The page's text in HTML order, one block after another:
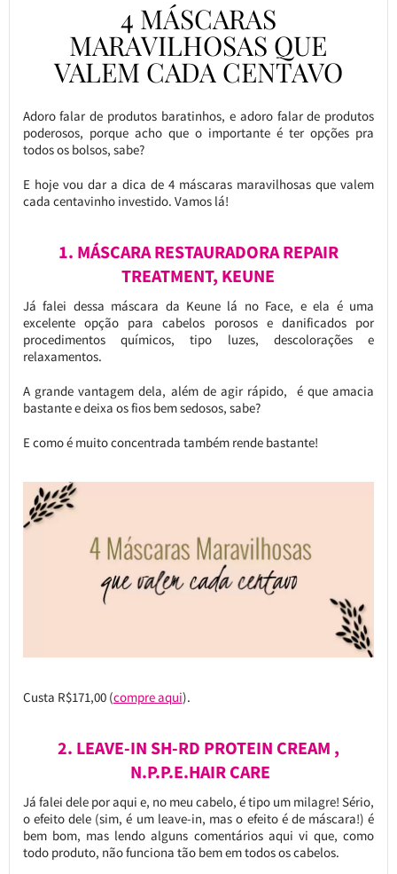
4 MÁSCARAS
MARAVILHOSAS QUE
VALEM CADA CENTAVO
Adoro falar de produtos baratinhos, e adoro falar de produtos
poderosos, porque acho que o importante é ter opções pra
todos os bolsos, sabe?
E hoje vou dar a dica de 4 máscaras maravilhosas que valem
cada centavinho investido. Vamos lá!
1. MÁSCARA RESTAURADORA REPAIR
TREATMENT, KEUNE
Já falei dessa máscara da Keune lá no Face, e ela é uma
excelente opção para cabelos porosos e danificados por
procedimentos químicos, tipo luzes, descolorações e
relaxamentos.
A grande vantagem dela, além de agir rápido, é que amacia
bastante e deixa os fios bem sedosos, sabe?
E como é muito concentrada também rende bastante!
Custa R$171,00 (compre aqui).
2. LEAVE-IN SH-RD PROTEIN CREAM ,
N.P.P.E.HAIR CARE
Já falei dele por aqui e, no meu cabelo, é tipo um milagre! Sério,
o efeito dele (sim, é um leave-in, mas o efeito é de máscara!) é
bem bom, mas lendo alguns comentários aqui vi que, como
todo produto, não funciona tão bem em todos os cabelos.